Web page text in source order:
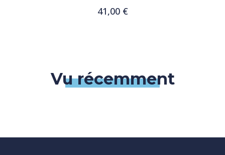
41,00 €
Ajouter au panier
Vu récemment